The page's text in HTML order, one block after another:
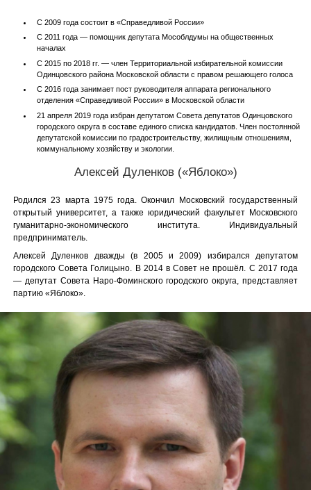
С 2009 года состоит в «Справедливой России»
С 2011 года — помощник депутата Мособлдумы на общественных
началах
С 2015 по 2018 гг. — член Территориальной избирательной комиссии
Одинцовского района Московской области с правом решающего голоса
С 2016 года занимает пост руководителя аппарата регионального
отделения «Справедливой России» в Московской области
21 апреля 2019 года избран депутатом Совета депутатов Одинцовского
городского округа в составе единого списка кандидатов. Член постоянной
депутатской комиссии по градостроительству, жилищным отношениям,
коммунальному хозяйству и экологии.
Алексей Дуленков («Яблоко»)
Родился 23 марта 1975 года. Окончил Московский государственный
открытый университет, а также юридический факультет Московского
гуманитарно-экономического института. Индивидуальный
предприниматель.
Алексей Дуленков дважды (в 2005 и 2009) избирался депутатом
городского Совета Голицыно. В 2014 в Совет не прошёл. С 2017 года
— депутат Совета Наро-Фоминского городского округа, представляет
партию «Яблоко».